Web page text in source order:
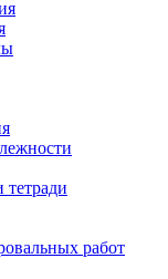
работ